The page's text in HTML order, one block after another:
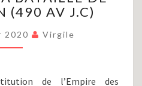
(PARTIE
II)
:
LA
(490 AV J.C)
2020 Virgile
de l’Empire des